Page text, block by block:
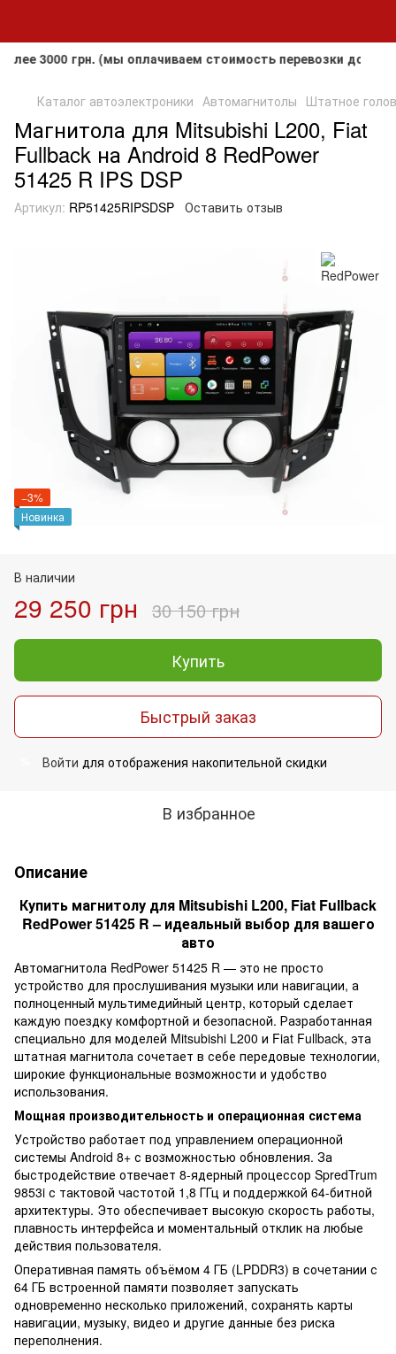
грн. (мы оплачиваем стоимость перевозки до
Каталог автоэлектроники Автомагнитолы Штатное
Магнитола для Mitsubishi L200, Fiat
Fullback на Android 8 RedPower
51425 R IPS DSP
Артикул: RP51425RIPSDSP Оставить отзыв
−3%
Новинка
В наличии
29 250 грн 30 150 грн
Купить
Быстрый заказ
Войти для отображения накопительной скидки
В избранное
Описание
Купить магнитолу для Mitsubishi L200, Fiat Fullback
RedPower 51425 R – идеальный выбор для вашего
авто
Автомагнитола RedPower 51425 R — это не просто
устройство для прослушивания музыки или навигации, а
полноценный мультимедийный центр, который сделает
каждую поездку комфортной и безопасной. Разработанная
специально для моделей Mitsubishi L200 и Fiat Fullback, эта
штатная магнитола сочетает в себе передовые технологии,
широкие функциональные возможности и удобство
использования.
Мощная производительность и операционная система
Устройство работает под управлением операционной
системы Android 8+ с возможностью обновления. За
быстродействие отвечает 8-ядерный процессор SpredTrum
9853i с тактовой частотой 1,8 ГГц и поддержкой 64-битной
архитектуры. Это обеспечивает высокую скорость работы,
плавность интерфейса и моментальный отклик на любые
действия пользователя.
Оперативная память объёмом 4 ГБ (LPDDR3) в сочетании с
64 ГБ встроенной памяти позволяет запускать
одновременно несколько приложений, сохранять карты
навигации, музыку, видео и другие данные без риска
переполнения.